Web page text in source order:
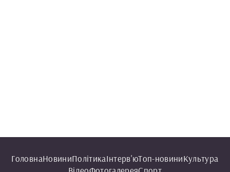
ГоловнаНовиниПолітикаІнтерв'юТоп-новиниКультура